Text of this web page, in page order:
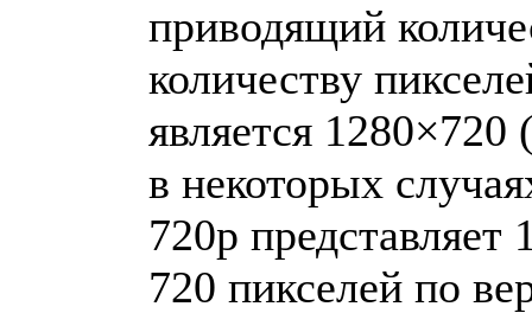
приводящий
количеству
является
в некоторых
720p представляет
720 пикселей по